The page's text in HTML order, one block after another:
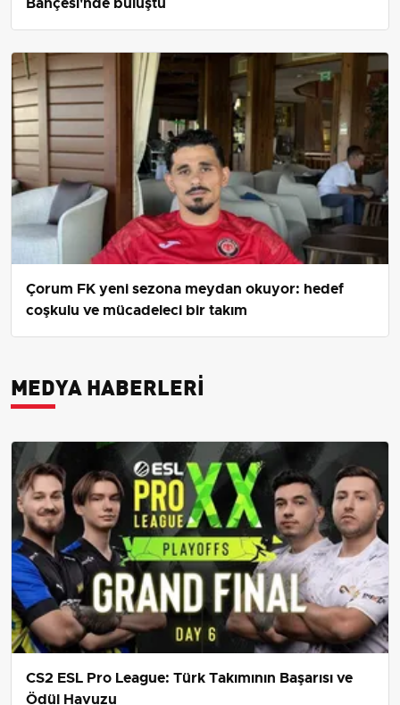
Çorum FK yeni sezona meydan okuyor: hedef
coşkulu ve mücadeleci bir takım
MEDYA HABERLERI
CS2 ESL Pro League: Türk Takımının Başarısı ve
Ödül Havuzu